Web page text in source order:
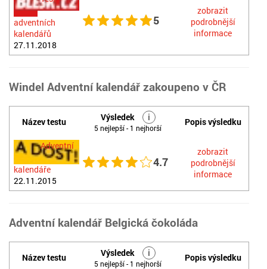
adventních
kalendářů
27.11.2018
5
zobrazit
podrobnější
informace
Windel Adventní kalendář zakoupeno v ČR
Název testu Výsledek i
5 nejlepší - 1 nejhorší
Popis výsledku
Adventní
kalendáře
22.11.2015
4.7
zobrazit
podrobnější
informace
Adventní kalendář Belgická čokoláda
Název testu Výsledek i
5 nejlepší - 1 nejhorší
Popis výsledku